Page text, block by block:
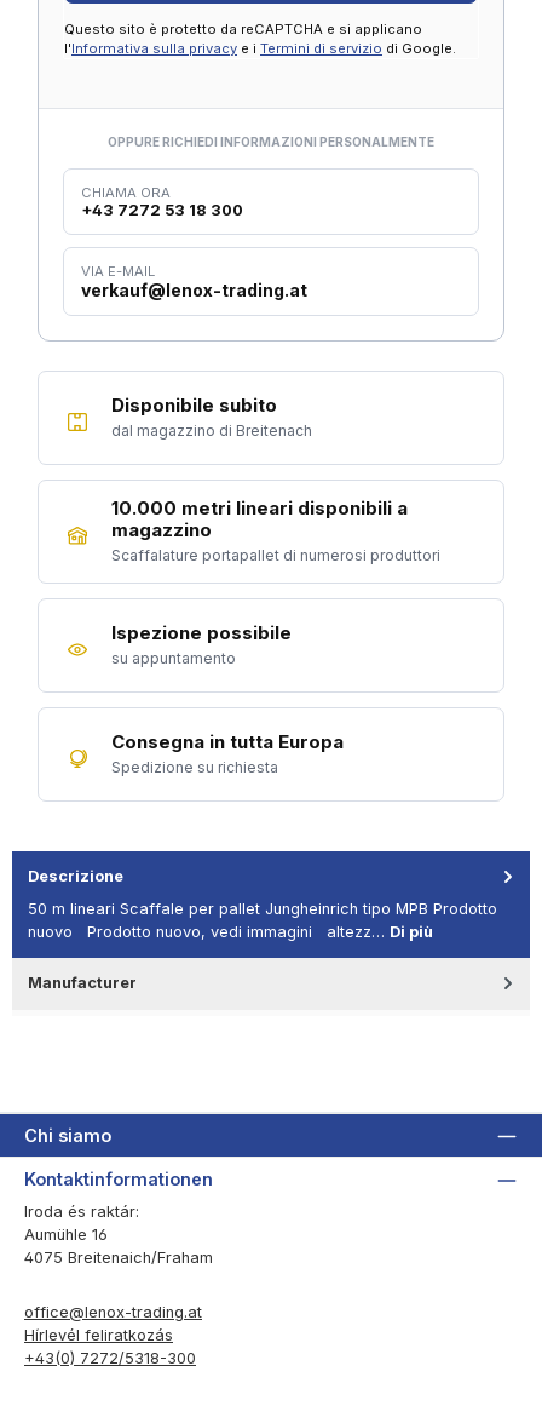
Questo sito è protetto da reCAPTCHA e si applicano
l'Informativa sulla privacy e i Termini di servizio di Google.
OPPURE RICHIEDI INFORMAZIONI PERSONALMENTE
CHIAMA ORA
+43 7272 53 18 300
VIA E-MAIL
verkauf@lenox-trading.at
Disponibile subito
dal magazzino di Breitenach
10.000 metri lineari disponibili a
magazzino
Scaffalature portapallet di numerosi produttori
Ispezione possibile
su appuntamento
Consegna in tutta Europa
Spedizione su richiesta
Descrizione
50 m lineari Scaffale per pallet Jungheinrich tipo MPB Prodotto
nuovo Prodotto nuovo, vedi immagini altezz… Di più
Manufacturer
Chi siamo
Kontaktinformationen
Iroda és raktár:
Aumühle 16
4075 Breitenaich/Fraham
office@lenox-trading.at
Hírlevél feliratkozás
+43(0) 7272/5318-300